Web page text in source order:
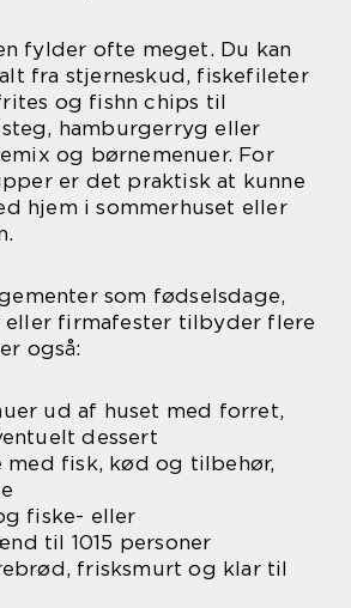
fylder ofte meget. Du kan
fra stjerneskud, fiskefileter
og fishn chips til
hamburgerryg eller
og børnemenuer. For
er det praktisk at kunne
hjem i sommerhuset eller
som fødselsdage,
eller firmafester tilbyder flere
også:
ud af huset med forret,
dessert
med fisk, kød og tilbehør,
fiske- eller
til 1015 personer
frisksmurt og klar til